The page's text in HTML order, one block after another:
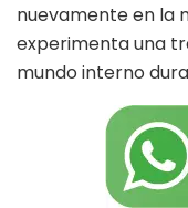
nuevamente en la
experimenta una
mundo interno